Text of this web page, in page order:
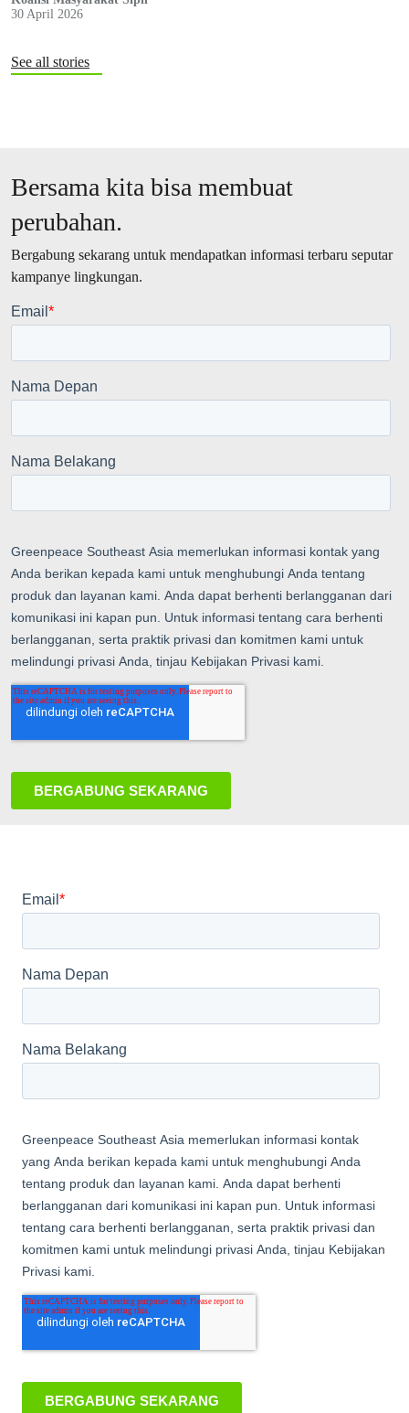
30 April 2026
See all stories
Bersama kita bisa membuat
perubahan.
Bergabung sekarang untuk mendapatkan informasi terbaru seputar
kampanye lingkungan.